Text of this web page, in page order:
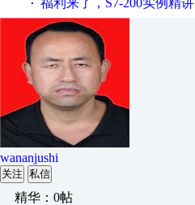
· 福利来了，S7-200实例精讲
wananjushi
关注 私信
精华：0帖